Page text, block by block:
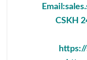
CSKH